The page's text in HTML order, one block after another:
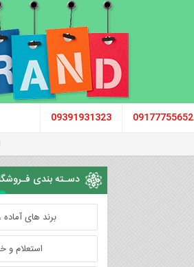
09177755652
09391931323
دسـته بندی
برند های آماده
استعلام و